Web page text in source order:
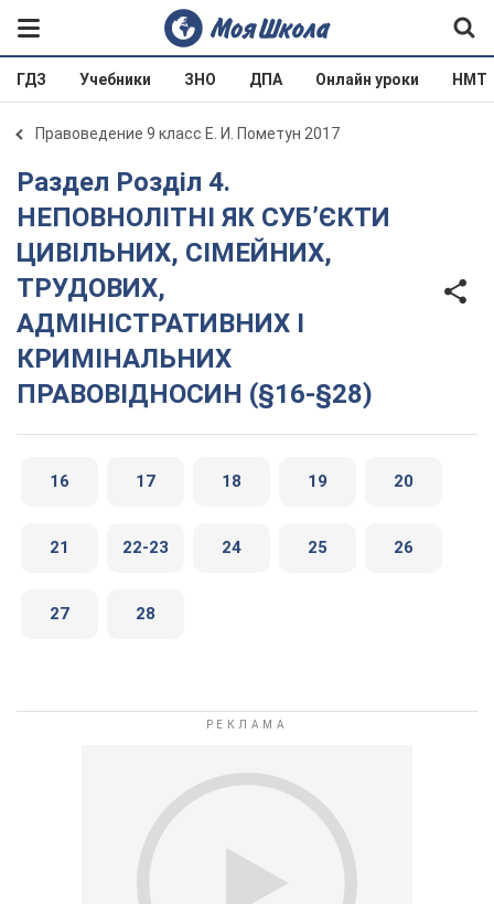
ГДЗ Учебники ЗНО ДПА Онлайн уроки НМТ
Правоведение 9 класс Е. И. Пометун 2017
Раздел Розділ 4.
НЕПОВНОЛІТНІ ЯК СУБ’ЄКТИ
ЦИВІЛЬНИХ, СІМЕЙНИХ,
ТРУДОВИХ,
АДМІНІСТРАТИВНИХ І
КРИМІНАЛЬНИХ
ПРАВОВІДНОСИН (§16-§28)
16 17 18 19 20
21 22-23 24 25 26
27 28